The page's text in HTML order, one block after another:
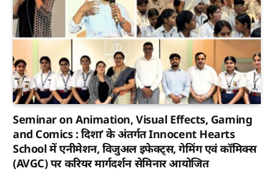
Seminar on Animation, Visual Effects, Gaming
and Comics : दिशा’ के अंतर्गत Innocent Hearts
School में एनीमेशन, विजुअल इफेक्ट्स, गेमिंग एवं कॉमिक्स
(AVGC) पर करियर मार्गदर्शन सेमिनार आयोजित